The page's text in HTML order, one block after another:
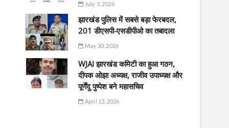
July 3, 2026
झारखंड पुलिस में सबसे बड़ा फेरबदल,
201 डीएसपी-एसडीपीओ का तबादला
May 20, 2026
WJAI झारखंड कमिटी का हुआ गठन,
दीपक ओझा अध्यक्ष, राजीव उपाध्यक्ष और
पूर्णेंदु पुष्पेश बने महासचिव
April 13, 2026